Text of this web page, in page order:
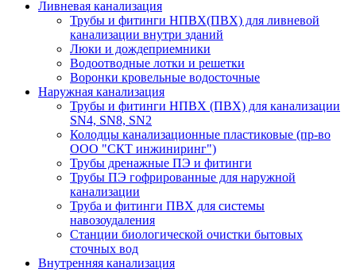
Ливневая канализация
Трубы и фитинги НПВХ(ПВХ) для ливневой
канализации внутри зданий
Люки и дождеприемники
Водоотводные лотки и решетки
Воронки кровельные водосточные
Наружная канализация
Трубы и фитинги НПВХ (ПВХ) для канализации
SN4, SN8, SN2
Колодцы канализационные пластиковые (пр-во
ООО "СКТ инжиниринг")
Трубы дренажные ПЭ и фитинги
Трубы ПЭ гофрированные для наружной
канализации
Труба и фитинги ПВХ для системы
навозоудаления
Станции биологической очистки бытовых
сточных вод
Внутренняя канализация